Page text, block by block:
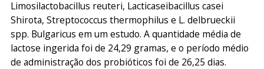
Limosilactobacillus reuteri, Lacticaseibacillus casei
Shirota, Streptococcus thermophilus e L. delbrueckii
spp. Bulgaricus em um estudo. A quantidade média de
lactose ingerida foi de 24,29 gramas, e o período médio
de administração dos probióticos foi de 26,25 dias.